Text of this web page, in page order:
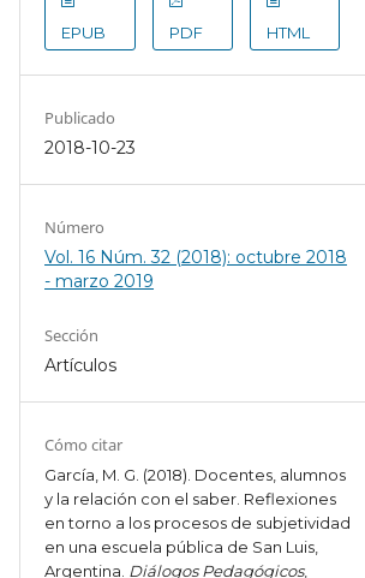
EPUB PDF HTML
Publicado
2018-10-23
Número
Vol. 16 Núm. 32 (2018): octubre 2018
- marzo 2019
Sección
Artículos
Cómo citar
García, M. G. (2018). Docentes, alumnos
y la relación con el saber. Reflexiones
en torno a los procesos de subjetividad
en una escuela pública de San Luis,
Argentina. Diálogos Pedagógicos,